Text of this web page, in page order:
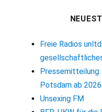
Freie Radios
Pressemitteilung:
Potsdam ab
Unsexing FM